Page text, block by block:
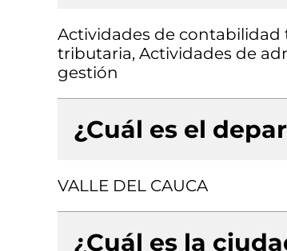
Actividades de contabilidad
tributaria, Actividades de
gestión
¿Cuál es el
VALLE DEL CAUCA
¿Cuál es la